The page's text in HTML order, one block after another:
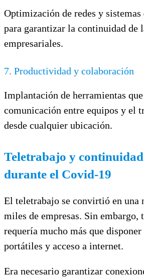
Optimización de redes y
para garantizar la continuidad de
empresariales.
7. Productividad y colaboración
Implantación de herramientas
comunicación entre equipos y el
desde cualquier ubicación.
Teletrabajo y continuidad
durante el Covid-19
El teletrabajo se convirtió en una
miles de empresas. Sin embargo,
requería mucho más que disponer
portátiles y acceso a internet.
Era necesario garantizar